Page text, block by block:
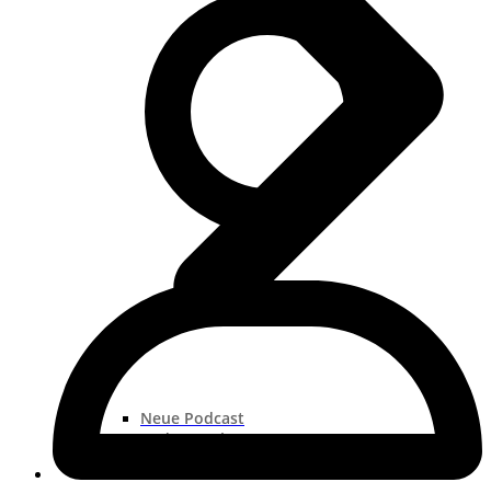
Neue Podcast
Podcast „Shorts“